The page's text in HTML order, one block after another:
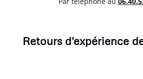
Retours d'expérience